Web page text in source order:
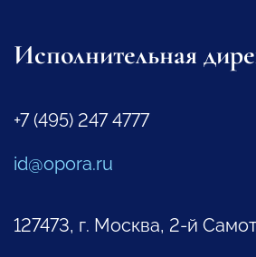
Исполнительная
+7 (495) 247 4777
id@opora.ru
127473, г. Москва, 2-й